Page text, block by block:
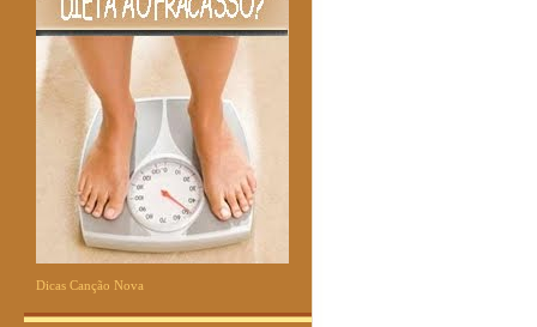
Dicas Canção Nova